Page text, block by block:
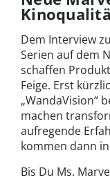
Dem Interview
Serien auf dem
schaffen
Feige. Erst
„WandaVision“
machen
aufregende
kommen dann
Bis Du Ms.